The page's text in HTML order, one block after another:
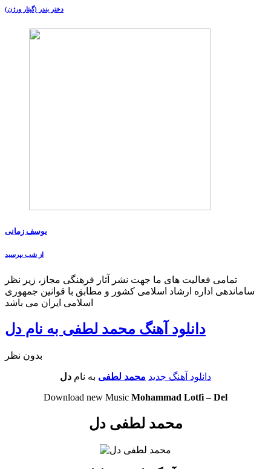
دختر بندر (گیتار ورژن)
یوسف زمانی
از شب بپرسید
تمامی فعالیت های ما جهت نشر آثار فرهنگی مجاز، زیر نظر
ساماندهی اداره ارشاد اسلامی کشور و مطابق با قوانین جمهوری
اسلامی ایران می باشد
دانلود آهنگ محمد لطفی به نام دل
بدون نظر
دانلود آهنگ جدید محمد لطفی به نام دل
Download new Music Mohammad Lotfi – Del
محمد لطفی دل